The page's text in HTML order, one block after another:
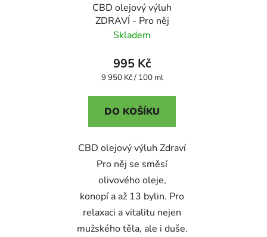
CBD olejový výluh
ZDRAVÍ - Pro něj
Skladem
995 Kč
Měrná
9 950 Kč / 100 ml
DO KOŠÍKU
CBD olejový výluh Zdraví
Pro něj se směsí
olivového oleje,
konopí a až 13 bylin. Pro
relaxaci a vitalitu nejen
mužského těla, ale i duše.